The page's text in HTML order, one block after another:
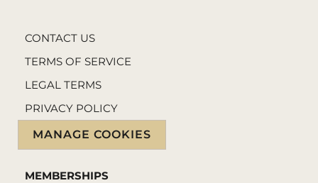
CONTACT US
TERMS OF SERVICE
LEGAL TERMS
PRIVACY POLICY
MANAGE COOKIES
MEMBERSHIPS